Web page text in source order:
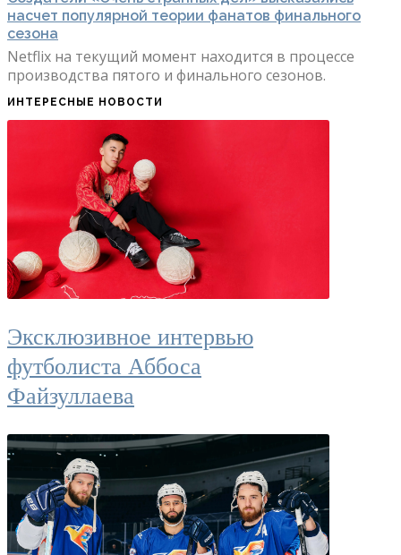
насчет популярной теории фанатов финального
сезона
Netflix на текущий момент находится в процессе
производства пятого и финального сезонов.
ИНТЕРЕСНЫЕ НОВОСТИ
Эксклюзивное интервью
футболиста Аббоса
Файзуллаева